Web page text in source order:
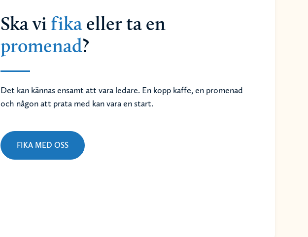
Ska vi fika eller ta en
promenad?
Det kan kännas ensamt att vara ledare. En kopp kaffe, en promenad
och någon att prata med kan vara en start.
FIKA MED OSS